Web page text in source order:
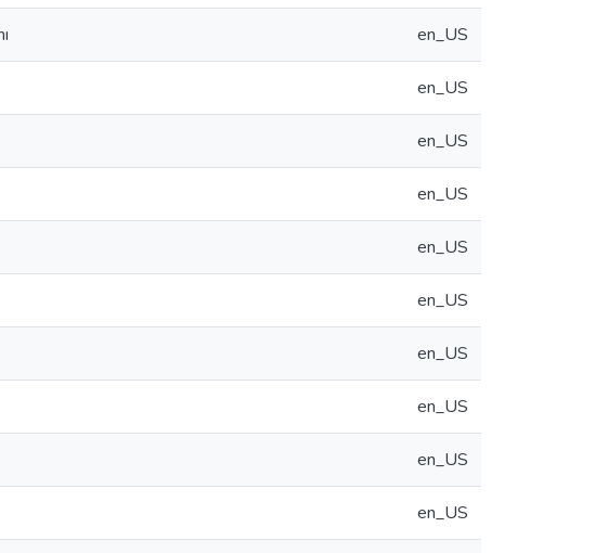
en_US
en_US
en_US
en_US
en_US
en_US
en_US
en_US
en_US
en_US